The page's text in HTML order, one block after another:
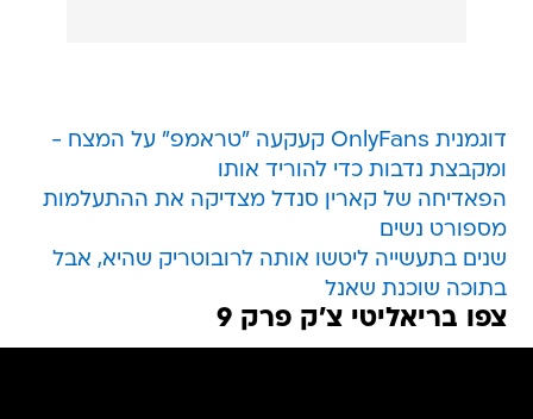
דוגמנית OnlyFans קעקעה "טראמפ" על המצח -
ומקבצת נדבות כדי להוריד אותו
הפאדיחה של קארין סנדל מצדיקה את ההתעלמות
מספורט נשים
שנים בתעשייה ליטשו אותה לרובוטריק שהיא, אבל
בתוכה שוכנת שאנל
צפו בריאליטי צ'ק פרק 9